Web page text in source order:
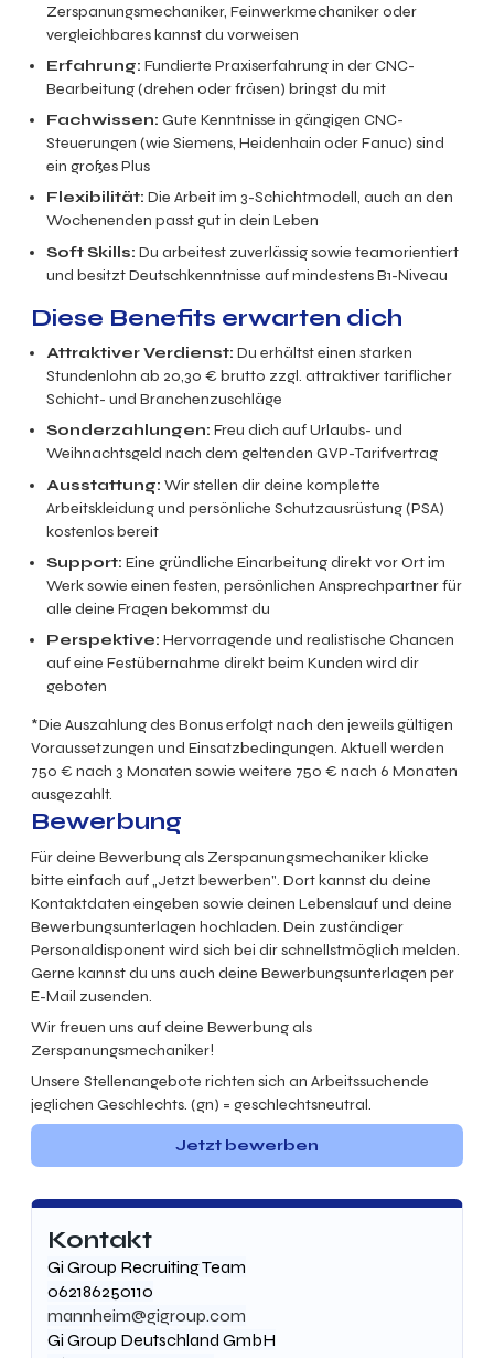
Zerspanungsmechaniker, Feinwerkmechaniker oder
vergleichbares kannst du vorweisen
Erfahrung: Fundierte Praxiserfahrung in der CNC-
Bearbeitung (drehen oder fräsen) bringst du mit
Fachwissen: Gute Kenntnisse in gängigen CNC-
Steuerungen (wie Siemens, Heidenhain oder Fanuc) sind
ein großes Plus
Flexibilität: Die Arbeit im 3-Schichtmodell, auch an den
Wochenenden passt gut in dein Leben
Soft Skills: Du arbeitest zuverlässig sowie teamorientiert
und besitzt Deutschkenntnisse auf mindestens B1-Niveau
Diese Benefits erwarten dich
Attraktiver Verdienst: Du erhältst einen starken
Stundenlohn ab 20,30 € brutto zzgl. attraktiver tariflicher
Schicht- und Branchenzuschläge
Sonderzahlungen: Freu dich auf Urlaubs- und
Weihnachtsgeld nach dem geltenden GVP-Tarifvertrag
Ausstattung: Wir stellen dir deine komplette
Arbeitskleidung und persönliche Schutzausrüstung (PSA)
kostenlos bereit
Support: Eine gründliche Einarbeitung direkt vor Ort im
Werk sowie einen festen, persönlichen Ansprechpartner für
alle deine Fragen bekommst du
Perspektive: Hervorragende und realistische Chancen
auf eine Festübernahme direkt beim Kunden wird dir
geboten
*Die Auszahlung des Bonus erfolgt nach den jeweils gültigen
Voraussetzungen und Einsatzbedingungen. Aktuell werden
750 € nach 3 Monaten sowie weitere 750 € nach 6 Monaten
ausgezahlt.
Bewerbung
Für deine Bewerbung als Zerspanungsmechaniker klicke
bitte einfach auf „Jetzt bewerben". Dort kannst du deine
Kontaktdaten eingeben sowie deinen Lebenslauf und deine
Bewerbungsunterlagen hochladen. Dein zuständiger
Personaldisponent wird sich bei dir schnellstmöglich melden.
Gerne kannst du uns auch deine Bewerbungsunterlagen per
E-Mail zusenden.
Wir freuen uns auf deine Bewerbung als
Zerspanungsmechaniker!
Unsere Stellenangebote richten sich an Arbeitssuchende
jeglichen Geschlechts. (gn) = geschlechtsneutral.
Jetzt bewerben
Kontakt
Gi Group Recruiting Team
062186250110
mannheim@gigroup.com
Gi Group Deutschland GmbH